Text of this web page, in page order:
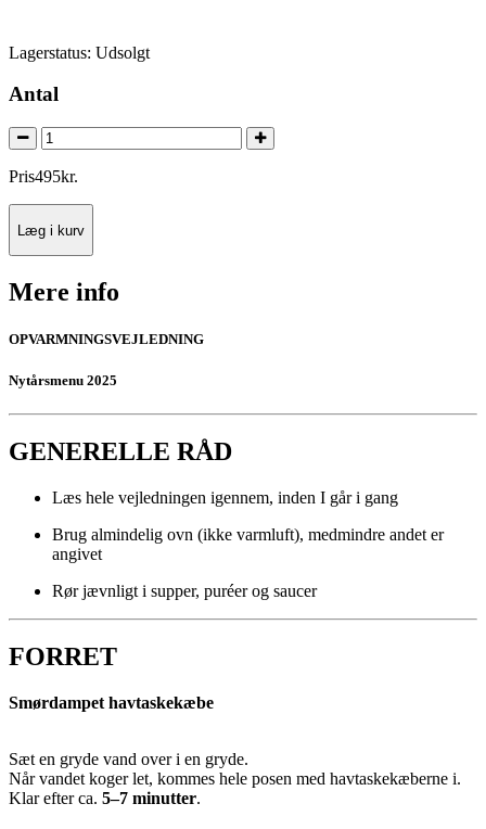
Lagerstatus: Udsolgt
Antal
Pris495kr.
Læg i kurv
Mere info
OPVARMNINGSVEJLEDNING
Nytårsmenu 2025
GENERELLE RÅD
Læs hele vejledningen igennem, inden I går i gang
Brug almindelig ovn (ikke varmluft), medmindre andet er
angivet
Rør jævnligt i supper, puréer og saucer
FORRET
Smørdampet havtaskekæbe
Sæt en gryde vand over i en gryde.
Når vandet koger let, kommes hele posen med havtaskekæberne i.
Klar efter ca. 5–7 minutter.